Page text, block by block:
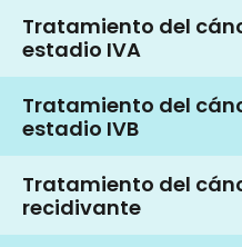
Tratamiento del
estadio IVA
Tratamiento del
estadio IVB
Tratamiento del
recidivante